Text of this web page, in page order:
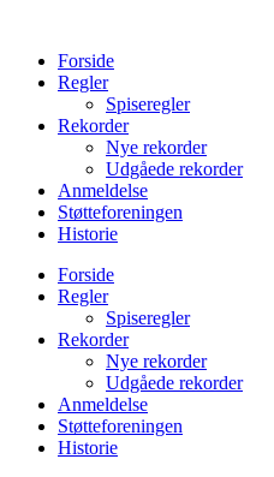
indholdForside
Regler
Spiseregler
Rekorder
Nye rekorder
Udgåede rekorder
Anmeldelse
Støtteforeningen
Historie
Forside
Regler
Spiseregler
Rekorder
Nye rekorder
Udgåede rekorder
Anmeldelse
Støtteforeningen
Historie